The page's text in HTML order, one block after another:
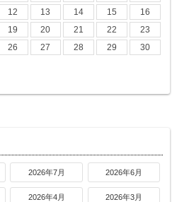
12 13 14 15
16
19 20 21 22
23
26 27 28 29
30
2026年7月 2026年6月
2026年4月 2026年3月